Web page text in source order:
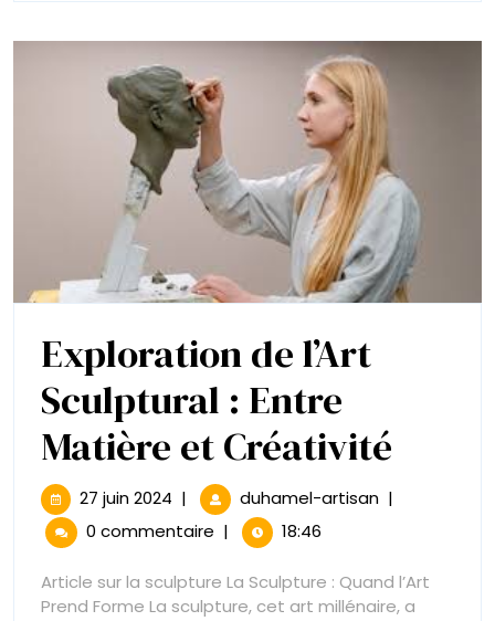
pour
Votre
Exploration de l’Art
Sculptural : Entre
Matière et Créativité
de
27 juin 2024 27
juin
| duhamel-artisanExploration
:
|
0 commentaire | 18:46
Article sur la sculpture La Sculpture : Quand l’Art
Prend Forme La sculpture, cet art millénaire, a